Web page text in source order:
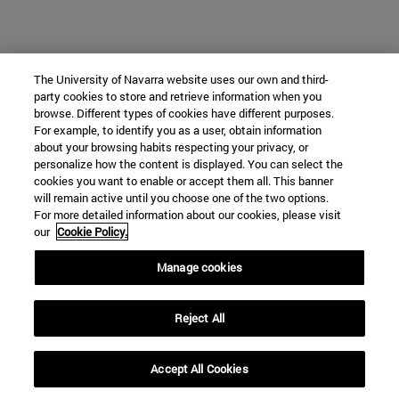
The University of Navarra website uses our own and third-
party cookies to store and retrieve information when you
browse. Different types of cookies have different purposes.
For example, to identify you as a user, obtain information
about your browsing habits respecting your privacy, or
personalize how the content is displayed. You can select the
cookies you want to enable or accept them all. This banner
will remain active until you choose one of the two options.
For more detailed information about our cookies, please visit
our Cookie Policy.
Manage cookies
Reject All
Accept All Cookies